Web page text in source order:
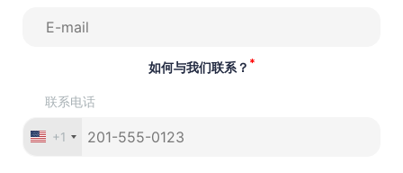
如何与我们联系？ *
联系电话
+1